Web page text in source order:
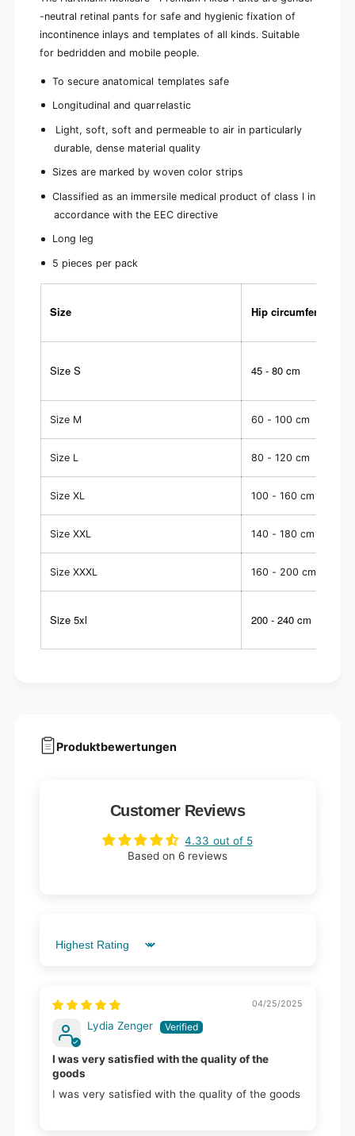
-neutral retinal pants for safe and hygienic fixation of
incontinence inlays and templates of all kinds. Suitable
for bedridden and mobile people.
To secure anatomical templates safe
Longitudinal and quarrelastic
Light, soft, soft and permeable to air in particularly
durable, dense material quality
Sizes are marked by woven color strips
Classified as an immersile medical product of class I in
accordance with the EEC directive
Long leg
5 pieces per pack
Size Hip circumference
Size S 45 - 80 cm
Size M 60 - 100 cm
Size L 80 - 120 cm
Size XL 100 - 160 cm
Size XXL 140 - 180 cm
Size XXXL 160 - 200 cm
Size 5xl 200 - 240 cm
Produktbewertungen
Customer Reviews
4.33 out of 5
Based on 6 reviews
Sort by
04/25/2025
Lydia Zenger
I was very satisfied with the quality of the
goods
I was very satisfied with the quality of the goods